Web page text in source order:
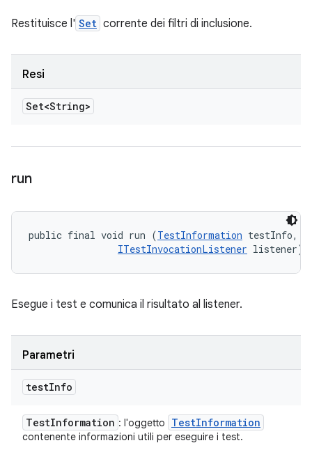
Restituisce l' Set corrente dei filtri di inclusione.
Resi
Set<String>
run
public final void run (TestInformation testInfo,
ITestInvocationListener listener)
Esegue i test e comunica il risultato al listener.
Parametri
testInfo
TestInformation : l'oggetto TestInformation
contenente informazioni utili per eseguire i test.